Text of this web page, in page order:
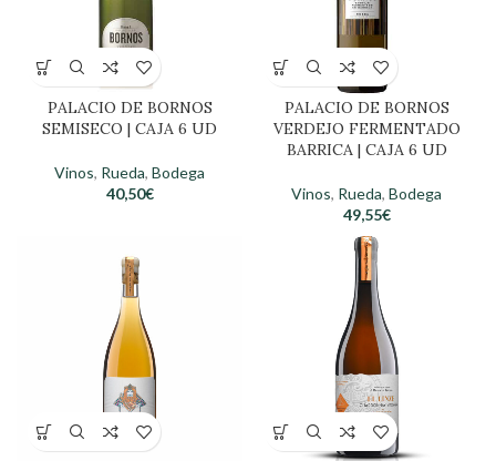
PALACIO DE BORNOS
SEMISECO | CAJA 6 UD
Vinos, Rueda, Bodega
40,50€
PALACIO DE BORNOS
VERDEJO FERMENTADO
BARRICA | CAJA 6 UD
Vinos, Rueda, Bodega
49,55€